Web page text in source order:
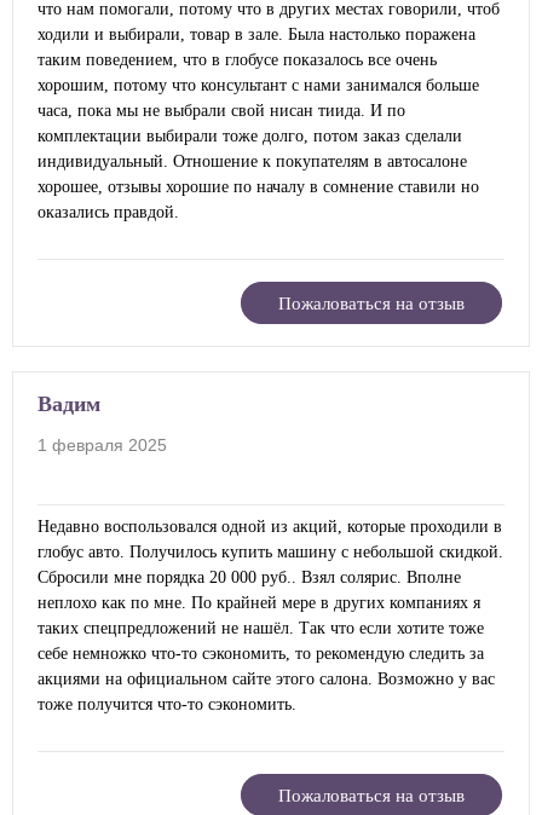
что нам помогали, потому что в других местах говорили, чтоб
ходили и выбирали, товар в зале. Была настолько поражена
таким поведением, что в глобусе показалось все очень
хорошим, потому что консультант с нами занимался больше
часа, пока мы не выбрали свой нисан тиида. И по
комплектации выбирали тоже долго, потом заказ сделали
индивидуальный. Отношение к покупателям в автосалоне
хорошее, отзывы хорошие по началу в сомнение ставили но
оказались правдой.
Пожаловаться на отзыв
Вадим
1 февраля 2025
Недавно воспользовался одной из акций, которые проходили в
глобус авто. Получилось купить машину с небольшой скидкой.
Сбросили мне порядка 20 000 руб.. Взял солярис. Вполне
неплохо как по мне. По крайней мере в других компаниях я
таких спецпредложений не нашёл. Так что если хотите тоже
себе немножко что-то сэкономить, то рекомендую следить за
акциями на официальном сайте этого салона. Возможно у вас
тоже получится что-то сэкономить.
Пожаловаться на отзыв